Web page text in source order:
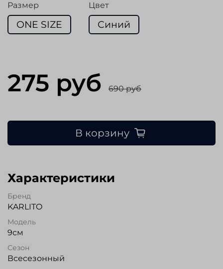
Размер
ONE SIZE
Цвет
Синий
275 руб 690 руб
В корзину
Характеристики
Бренд
KARLITO
Модель
9см
Сезон
Всесезонный